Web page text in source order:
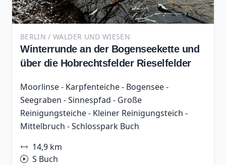
BERLIN / WÄLDER UND WIESEN
Winterrunde an der Bogenseekette und
über die Hobrechtsfelder Rieselfelder
Moorlinse - Karpfenteiche - Bogensee -
Seegraben - Sinnespfad - Große
Reinigungsteiche - Kleiner Reinigungsteich -
Mittelbruch - Schlosspark Buch
14,9 km
S Buch